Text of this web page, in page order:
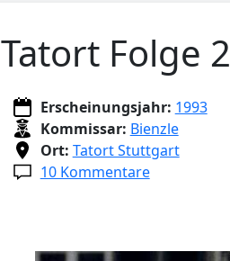
Tatort Folge
Erscheinungsjahr: 1993
Kommissar: Bienzle
Ort: Tatort Stuttgart
10 Kommentare